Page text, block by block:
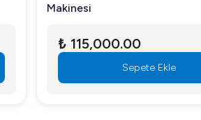
Makinesi
₺ 115,000.00
Sepete Ekle